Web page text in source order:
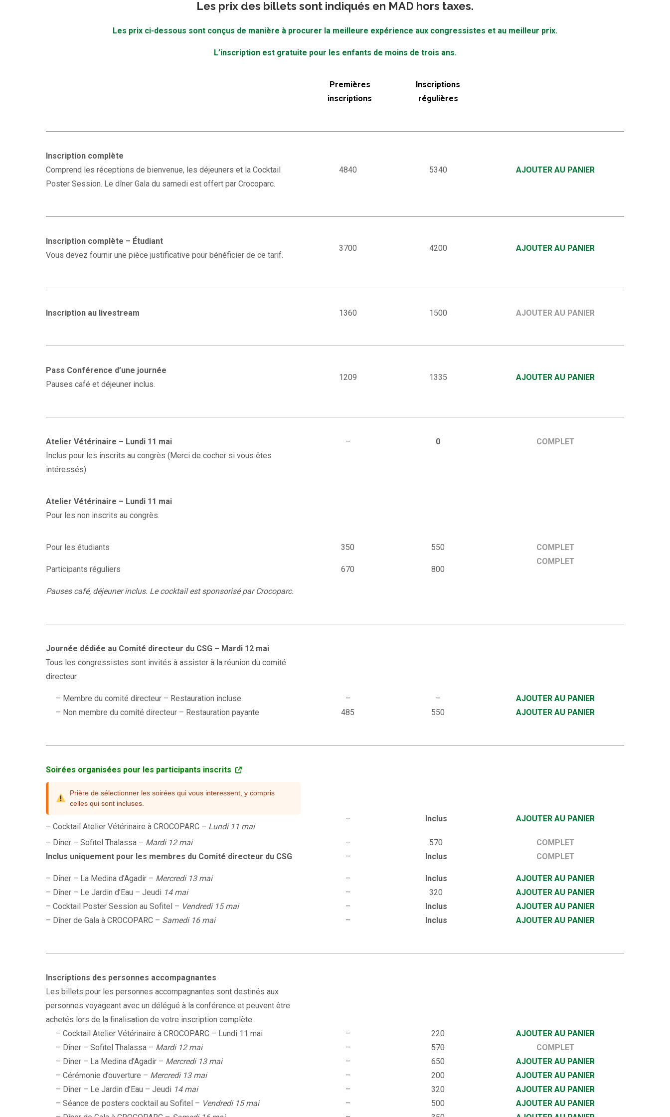
Les prix des billets sont indiqués en MAD hors taxes.
Les prix ci-dessous sont conçus de manière à procurer la meilleure expérience aux congressistes et au meilleur prix.
L’inscription est gratuite pour les enfants de moins de trois ans.
Premières
inscriptions
Inscriptions
régulières
Inscription complète
Comprend les réceptions de bienvenue, les déjeuners et la Cocktail
Poster Session. Le dîner Gala du samedi est offert par Crocoparc.
4840 5340 AJOUTER AU PANIER
Inscription complète – Étudiant
Vous devez fournir une pièce justificative pour bénéficier de ce tarif.
3700 4200 AJOUTER AU PANIER
Inscription au livestream 1360 1500 AJOUTER AU PANIER
Pass Conférence d’une journée
Pauses café et déjeuner inclus.
1209 1335 AJOUTER AU PANIER
Atelier Vétérinaire – Lundi 11 mai
Inclus pour les inscrits au congrès (Merci de cocher si vous êtes
intéressés)
– 0 COMPLET
Atelier Vétérinaire – Lundi 11 mai
Pour les non inscrits au congrès.
Pour les étudiants
Participants réguliers
Pauses café, déjeuner inclus. Le cocktail est sponsorisé par Crocoparc.
350
670
550
800
COMPLET
COMPLET
Journée dédiée au Comité directeur du CSG – Mardi 12 mai
Tous les congressistes sont invités à assister à la réunion du comité
directeur.
– Membre du comité directeur – Restauration incluse
– Non membre du comité directeur – Restauration payante
–
485
–
550
AJOUTER AU PANIER
AJOUTER AU PANIER
Soirées organisées pour les participants inscrits
Prière de sélectionner les soirées qui vous interessent, y compris
celles qui sont incluses.
– Cocktail Atelier Vétérinaire à CROCOPARC – Lundi 11 mai
– Inclus AJOUTER AU PANIER
– Dîner – Sofitel Thalassa – Mardi 12 mai
Inclus uniquement pour les membres du Comité directeur du CSG
–
–
570
Inclus
COMPLET
COMPLET
– Dîner – La Medina d’Agadir – Mercredi 13 mai
– Dîner – Le Jardin d’Eau – Jeudi 14 mai
– Cocktail Poster Session au Sofitel – Vendredi 15 mai
– Dîner de Gala à CROCOPARC – Samedi 16 mai
–
–
–
–
Inclus
320
Inclus
Inclus
AJOUTER AU PANIER
AJOUTER AU PANIER
AJOUTER AU PANIER
AJOUTER AU PANIER
Inscriptions des personnes accompagnantes
Les billets pour les personnes accompagnantes sont destinés aux
personnes voyageant avec un délégué à la conférence et peuvent être
achetés lors de la finalisation de votre inscription complète.
– Cocktail Atelier Vétérinaire à CROCOPARC – Lundi 11 mai
– Dîner – Sofitel Thalassa – Mardi 12 mai
– Dîner – La Medina d’Agadir – Mercredi 13 mai
– Cérémonie d’ouverture – Mercredi 13 mai
– Dîner – Le Jardin d’Eau – Jeudi 14 mai
– Séance de posters cocktail au Sofitel – Vendredi 15 mai
–
–
–
–
–
–
220
570
650
200
320
500
AJOUTER AU PANIER
COMPLET
AJOUTER AU PANIER
AJOUTER AU PANIER
AJOUTER AU PANIER
AJOUTER AU PANIER